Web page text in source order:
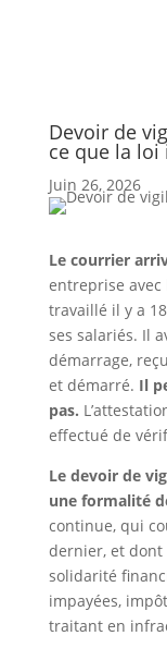
Devoir de
ce que la
Juin 26, 2026
Le courrier
entreprise avec
travaillé il y a
ses salariés. Il
démarrage,
et démarré. Il
pas.
effectué de
Le devoir de
une formalité
continue, qui
dernier, et dont
solidarité
impayées,
traitant en